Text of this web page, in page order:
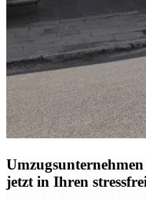
jetzt in Ihren